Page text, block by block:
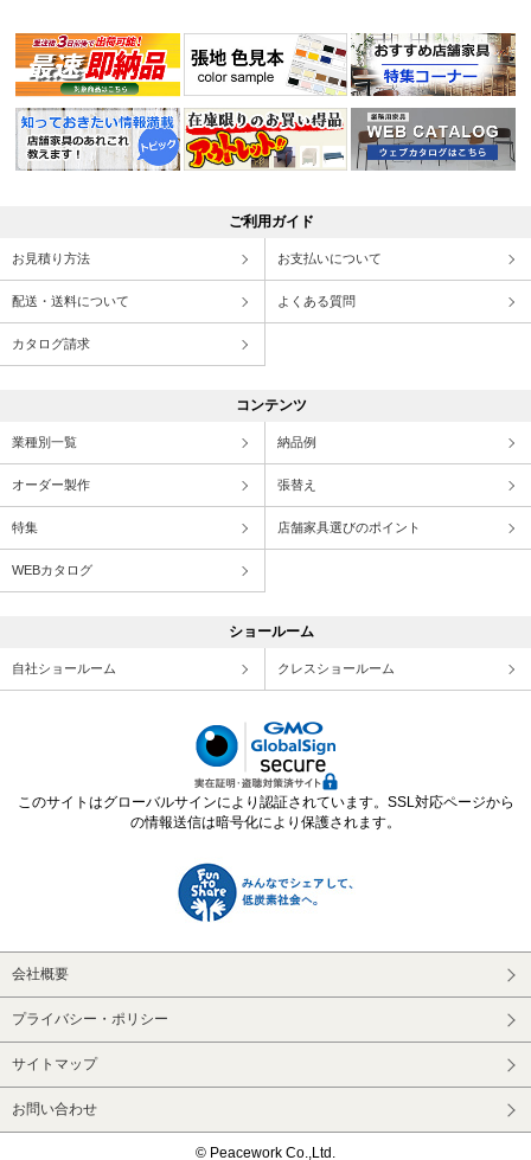
ご利用ガイド
お見積り方法 お支払いについて
配送・送料について よくある質問
カタログ請求
コンテンツ
業種別一覧 納品例
オーダー製作 張替え
特集 店舗家具選びのポイント
WEBカタログ
ショールーム
自社ショールーム クレスショールーム
このサイトはグローバルサインにより認証されています。SSL対応ページから
の情報送信は暗号化により保護されます。
会社概要
プライバシー・ポリシー
サイトマップ
お問い合わせ
© Peacework Co.,Ltd.